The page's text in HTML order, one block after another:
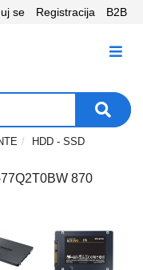
se Registracija B2B
HDD - SSD
870